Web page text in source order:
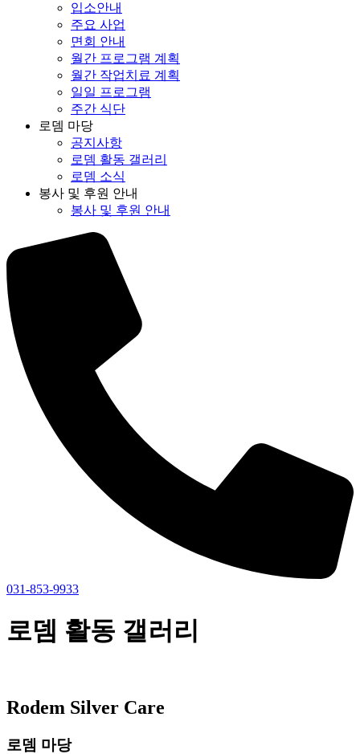
입소안내
주요 사업
면회 안내
월간 프로그램 계획
월간 작업치료 계획
일일 프로그램
주간 식단
로뎀 마당
공지사항
로뎀 활동 갤러리
로뎀 소식
봉사 및 후원 안내
봉사 및 후원 안내
031-853-9933
로뎀 활동 갤러리
Rodem Silver Care
로뎀 마당